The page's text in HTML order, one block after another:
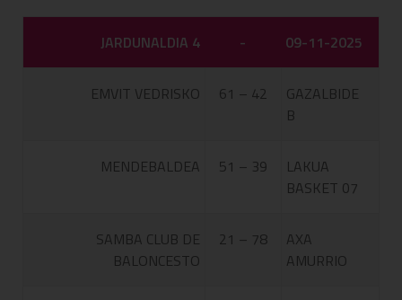
JARDUNALDIA 4 - 09-11-2025
EMVIT VEDRISKO 61 – 42
GAZALBIDE
B
MENDEBALDEA 51 – 39
LAKUA
BASKET 07
SAMBA CLUB DE
BALONCESTO
21 – 78
AXA
AMURRIO